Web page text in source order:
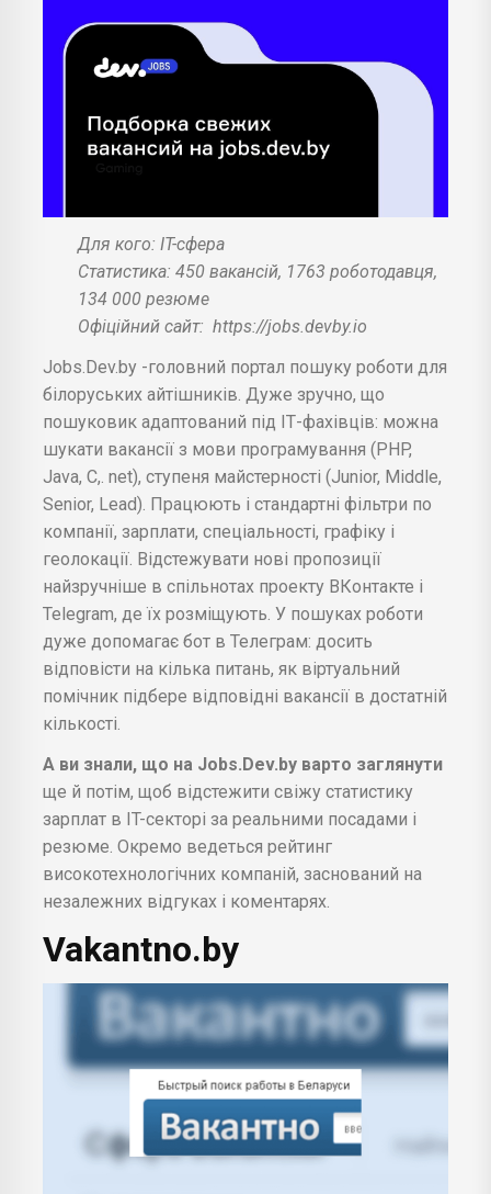
Для кого: IT-сфера
Статистика: 450 вакансій, 1763 роботодавця,
134 000 резюме
Офіційний сайт: https://jobs.devby.io
Jobs.Dev.by -головний портал пошуку роботи для
білоруських айтішників. Дуже зручно, що
пошуковик адаптований під ІТ-фахівців: можна
шукати вакансії з мови програмування (PHP,
Java, C,. net), ступеня майстерності (Junior, Middle,
Senior, Lead). Працюють і стандартні фільтри по
компанії, зарплати, спеціальності, графіку і
геолокації. Відстежувати нові пропозиції
найзручніше в спільнотах проекту ВКонтакте і
Telegram, де їх розміщують. У пошуках роботи
дуже допомагає бот в Телеграм: досить
відповісти на кілька питань, як віртуальний
помічник підбере відповідні вакансії в достатній
кількості.
А ви знали, що на Jobs.Dev.by варто заглянути
ще й потім, щоб відстежити свіжу статистику
зарплат в IT-секторі за реальними посадами і
резюме. Окремо ведеться рейтинг
високотехнологічних компаній, заснований на
незалежних відгуках і коментарях.
Vakantno.by